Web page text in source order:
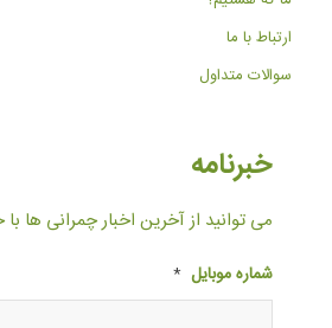
ارتباط با ما
سوالات متداول
خبرنامه
می توانید از آخرین اخبار چمرانی ها
شماره موبایل *